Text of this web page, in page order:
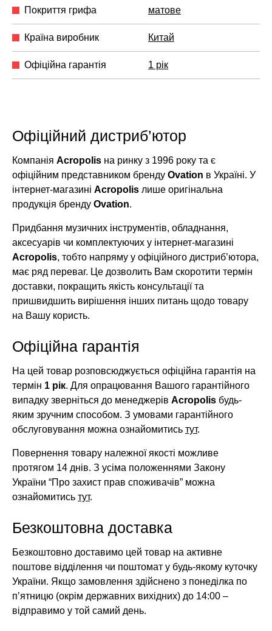
Покриття грифа матове
Країна виробник Китай
Офіційна гарантія 1 рік
Офіційний дистриб’ютор
Компанія Acropolis на ринку з 1996 року та є
офіційним представником бренду Ovation в Україні. У
інтернет-магазині Acropolis лише оригінальна
продукція бренду Ovation.
Придбання музичних інструментів, обладнання,
аксесуарів чи комплектуючих у інтернет-магазині
Acropolis, тобто напряму у офіційного дистриб’ютора,
має ряд переваг. Це дозволить Вам скоротити термін
доставки, покращить якість консультації та
пришвидшить вирішення інших питань щодо товару
на Вашу користь.
Офіційна гарантія
На цей товар розповсюджується офіційна гарантія на
термін 1 рік. Для опрацювання Вашого гарантійного
випадку зверніться до менеджерів Acropolis будь-
яким зручним способом. З умовами гарантійного
обслуговування можна ознайомитись тут.
Повернення товару належної якості можливе
протягом 14 днів. З усіма положеннями Закону
України “Про захист прав споживачів” можна
ознайомитись тут.
Безкоштовна доставка
Безкоштовно доставимо цей товар на активне
поштове відділення чи поштомат у будь-якому куточку
України. Якщо замовлення здійснено з понеділка по
п’ятницю (окрім державних вихідних) до 14:00 –
відправимо у той самий день.